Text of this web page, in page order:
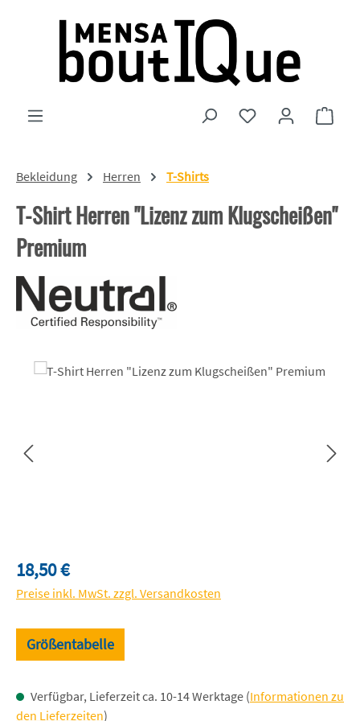
Zum Hauptinhalt springen
Du hast 0
Bekleidung Herren T-Shirts
T-Shirt Herren "Lizenz zum Klugscheißen"
Premium
Bildergalerie überspringen
Regulärer Preis:
18,50 €
Preise inkl. MwSt. zzgl. Versandkosten
Größentabelle
Verfügbar, Lieferzeit ca. 10-14 Werktage (Informationen zu
den Lieferzeiten)